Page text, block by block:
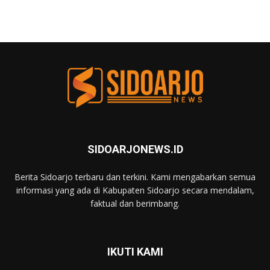
SIDOARJONEWS.ID
Berita Sidoarjo terbaru dan terkini. Kami mengabarkan semua
informasi yang ada di Kabupaten Sidoarjo secara mendalam,
faktual dan berimbang.
IKUTI KAMI